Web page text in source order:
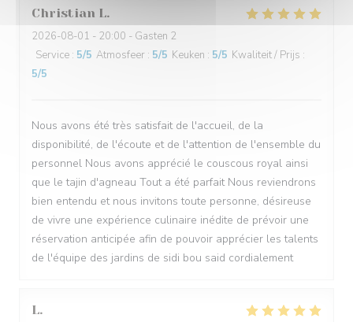
Christian L
2026-08-01 - 20:00 - Gasten 2
Service : 5/5 Atmosfeer : 5/5 Keuken : 5/5 Kwaliteit / Prijs :
5/5
Nous avons été très satisfait de l'accueil, de la
disponibilité, de l'écoute et de l'attention de l'ensemble du
personnel Nous avons apprécié le couscous royal ainsi
que le tajin d'agneau Tout a été parfait Nous reviendrons
bien entendu et nous invitons toute personne, désireuse
de vivre une expérience culinaire inédite de prévoir une
réservation anticipée afin de pouvoir apprécier les talents
de l'équipe des jardins de sidi bou said cordialement
L